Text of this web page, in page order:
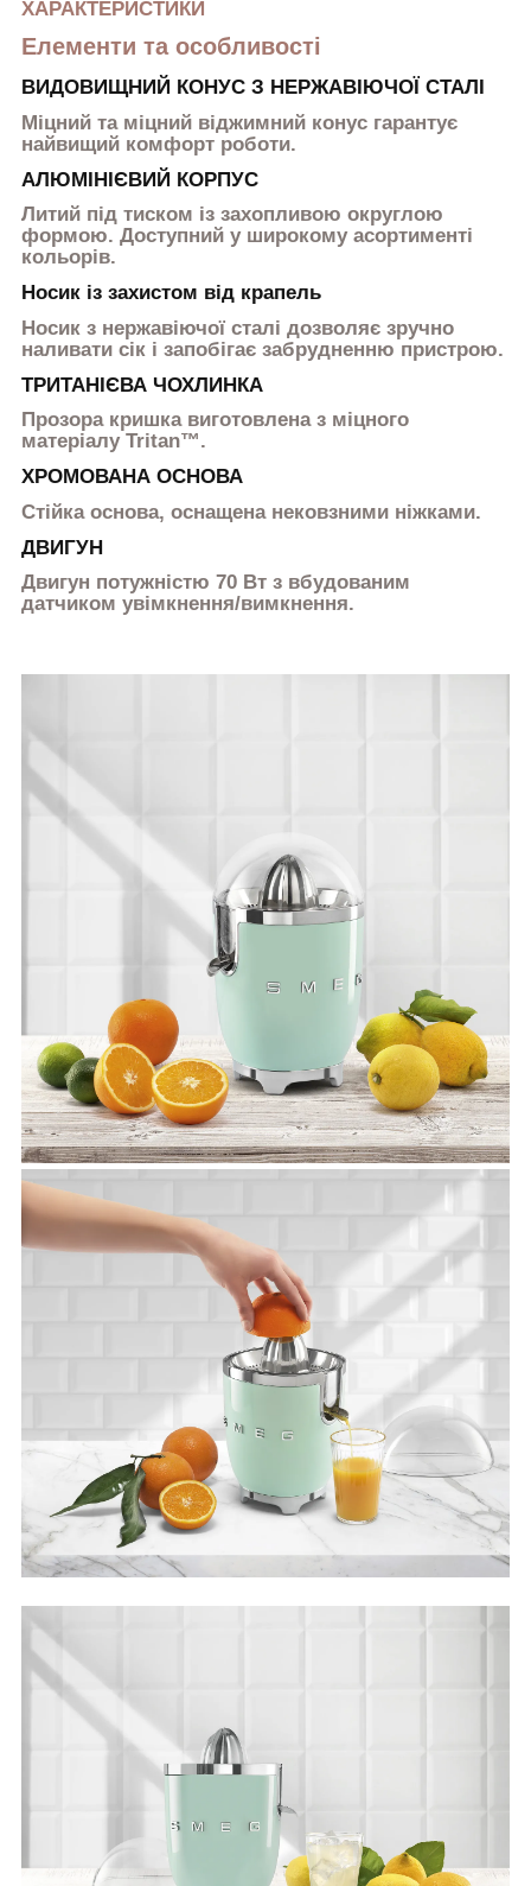
ХАРАКТЕРИСТИКИ
Елементи та особливості
ВИДОВИЩНИЙ КОНУС З НЕРЖАВІЮЧОЇ СТАЛІ
Міцний та міцний віджимний конус гарантує
найвищий комфорт роботи.
АЛЮМІНІЄВИЙ КОРПУС
Литий під тиском із захопливою округлою
формою. Доступний у широкому асортименті
кольорів.
Носик із захистом від крапель
Носик з нержавіючої сталі дозволяє зручно
наливати сік і запобігає забрудненню пристрою.
ТРИТАНІЄВА ЧОХЛИНКА
Прозора кришка виготовлена з міцного
матеріалу Tritan™.
ХРОМОВАНА ОСНОВА
Стійка основа, оснащена нековзними ніжками.
ДВИГУН
Двигун потужністю 70 Вт з вбудованим
датчиком увімкнення/вимкнення.